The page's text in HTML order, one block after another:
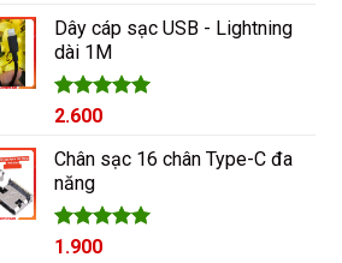
5 sao
Dây cáp sạc USB - Lightning
dài 1M
Được xếp
5 sao
2.600
Chân sạc 16 chân Type-C đa
năng
Được xếp
1.900